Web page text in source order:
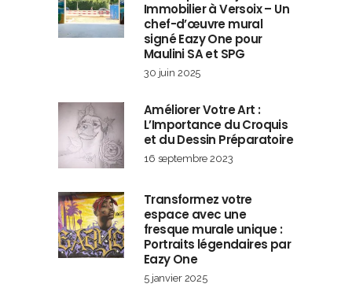
Immobilier à Versoix – Un
chef-d’œuvre mural
signé Eazy One pour
Maulini SA et SPG
30 juin 2025
Améliorer Votre Art :
L’Importance du Croquis
et du Dessin Préparatoire
16 septembre 2023
Transformez votre
espace avec une
fresque murale unique :
Portraits légendaires par
Eazy One
5 janvier 2025